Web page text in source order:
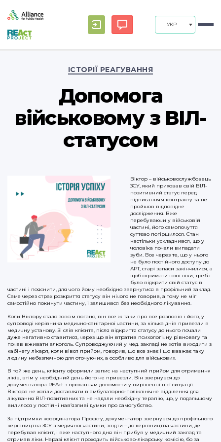
УКР
ІСТОРІЇ РЕАГУВАННЯ
Допомога
військовому з ВІЛ-
статусом
Віктор – військовослужбовець
ЗСУ, який приховав свій ВІЛ-
позитивний статус перед
підписанням контракту та не
пройшов відповідне
дослідження. Вже
перебуваючи у військовій
частині, його самопочуття
суттєво погіршилося. Стан
настільки ускладнився, що у
чоловіка почали випадати
зуби. Все через те, що у нього
не було постійного доступу до
АРТ, старі запаси закінчилися, а
щоб отримати нові ліки, треба
було відкрити свій статус в
частині і пояснити, для чого йому необхідно звернутися в профільний заклад.
Саме через страх розкриття статусу він нічого не говорив, а тому не міг
самостійно покинути частину, і залишився без необхідного лікування.
Коли Віктору стало зовсім погано, він все ж таки про все розповів і його, у
супроводі керівника медично-санітарної частини, за кілька днів привезли в
медичну установу. Зі слів клієнта, після відкриття статусу до нього почали
дуже негативно ставитися, через що він втратив психологічну рівновагу та
почав вживати алкоголь. Супроводжуючий у мед. закладі не хотів виходити з
кабінету лікаря, коли вівся прийом, говорив, що все знає і що вважає таку
людину небезпечною для оточуючих, а особливо для військових.
В той же день, клієнту оформили запис на наступний прийом для отримання
ліків, втім у необхідний день його не привезли. Він звернувся до
документатора REAct з проханням допомогти у вирішенні цієї ситуації.
Віктора не хотіли доставляти в амбулаторно-поліклінічне відділення для
лікування ВІЛ-позитивних та не надали необхідну терапію, що, у подальшому
вилилося у постійні нав’язливі думки про самогубство.
За підтримки координатора Проєкту, документатор звернувся до профільного
керівництва ЗСУ з медичної частини, звідти – до керівництва частини, де
перебував клієнт, і вже наступного дня він прибув у медичний заклад та
отримав ліки. Наразі клієнт проходить військово-лікарську комісію, бо за